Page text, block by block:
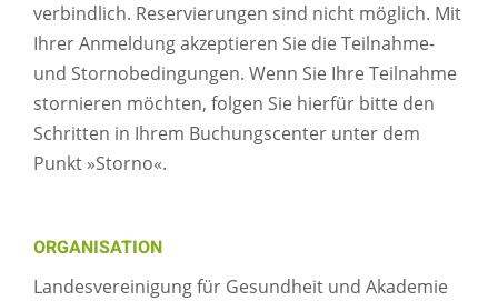
verbindlich. Reservierungen sind nicht möglich. Mit
Ihrer Anmeldung akzeptieren Sie die Teilnahme-
und Stornobedingungen. Wenn Sie Ihre Teilnahme
stornieren möchten, folgen Sie hierfür bitte den
Schritten in Ihrem Buchungscenter unter dem
Punkt »Storno«.
ORGANISATION
Landesvereinigung für Gesundheit und Akademie